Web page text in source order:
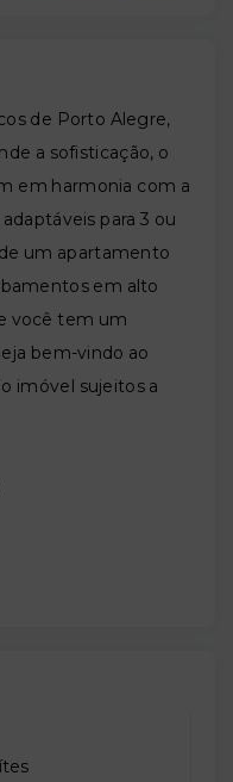
de Porto Alegre,
a sofisticação, o
em harmonia com a
para 3 ou
um apartamento
em alto
você tem um
bem-vindo ao
imóvel sujeitos a